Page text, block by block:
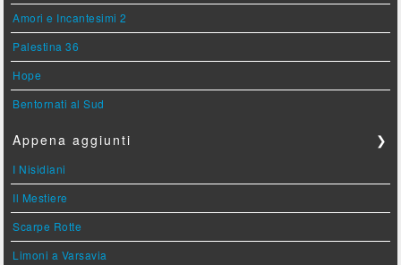
Amori e Incantesimi 2
Palestina 36
Hope
Bentornati al Sud
Appena aggiunti ❯
I Nisidiani
Il Mestiere
Scarpe Rotte
Limoni a Varsavia